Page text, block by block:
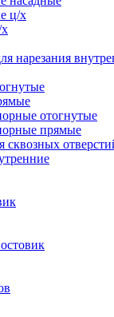
ц/х
нарезания
отогнутые
прямые
сквозных